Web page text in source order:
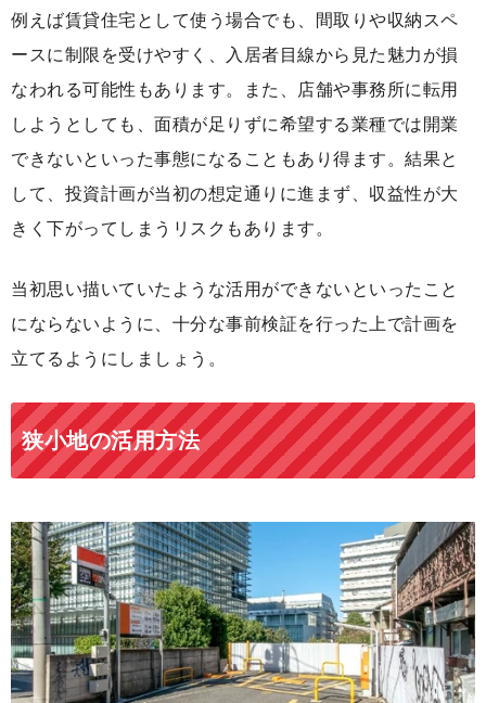
例えば賃貸住宅として使う場合でも、間取りや収納スペ
ースに制限を受けやすく、入居者目線から見た魅力が損
なわれる可能性もあります。また、店舗や事務所に転用
しようとしても、面積が足りずに希望する業種では開業
できないといった事態になることもあり得ます。結果と
して、投資計画が当初の想定通りに進まず、収益性が大
きく下がってしまうリスクもあります。
当初思い描いていたような活用ができないといったこと
にならないように、十分な事前検証を行った上で計画を
立てるようにしましょう。
狭小地の活用方法